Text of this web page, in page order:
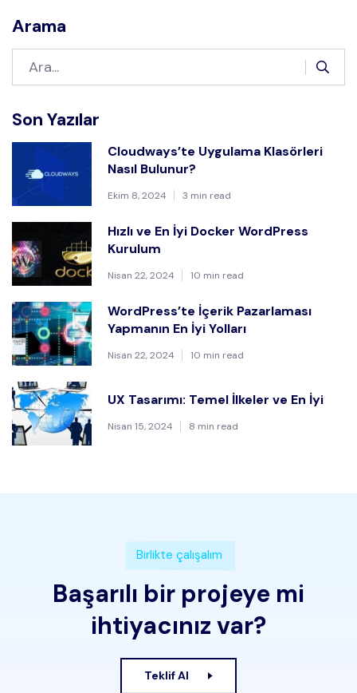
Arama
Son Yazılar
Cloudways’te Uygulama Klasörleri
Nasıl Bulunur?
Ekim 8, 2024 3 min read
Hızlı ve En İyi Docker WordPress
Kurulum
Nisan 22, 2024 10 min read
WordPress’te İçerik Pazarlaması
Yapmanın En İyi Yolları
Nisan 22, 2024 10 min read
UX Tasarımı: Temel İlkeler ve En İyi
Nisan 15, 2024 8 min read
Birlikte çalışalım
Başarılı bir projeye mi
ihtiyacınız var?
Teklif Al